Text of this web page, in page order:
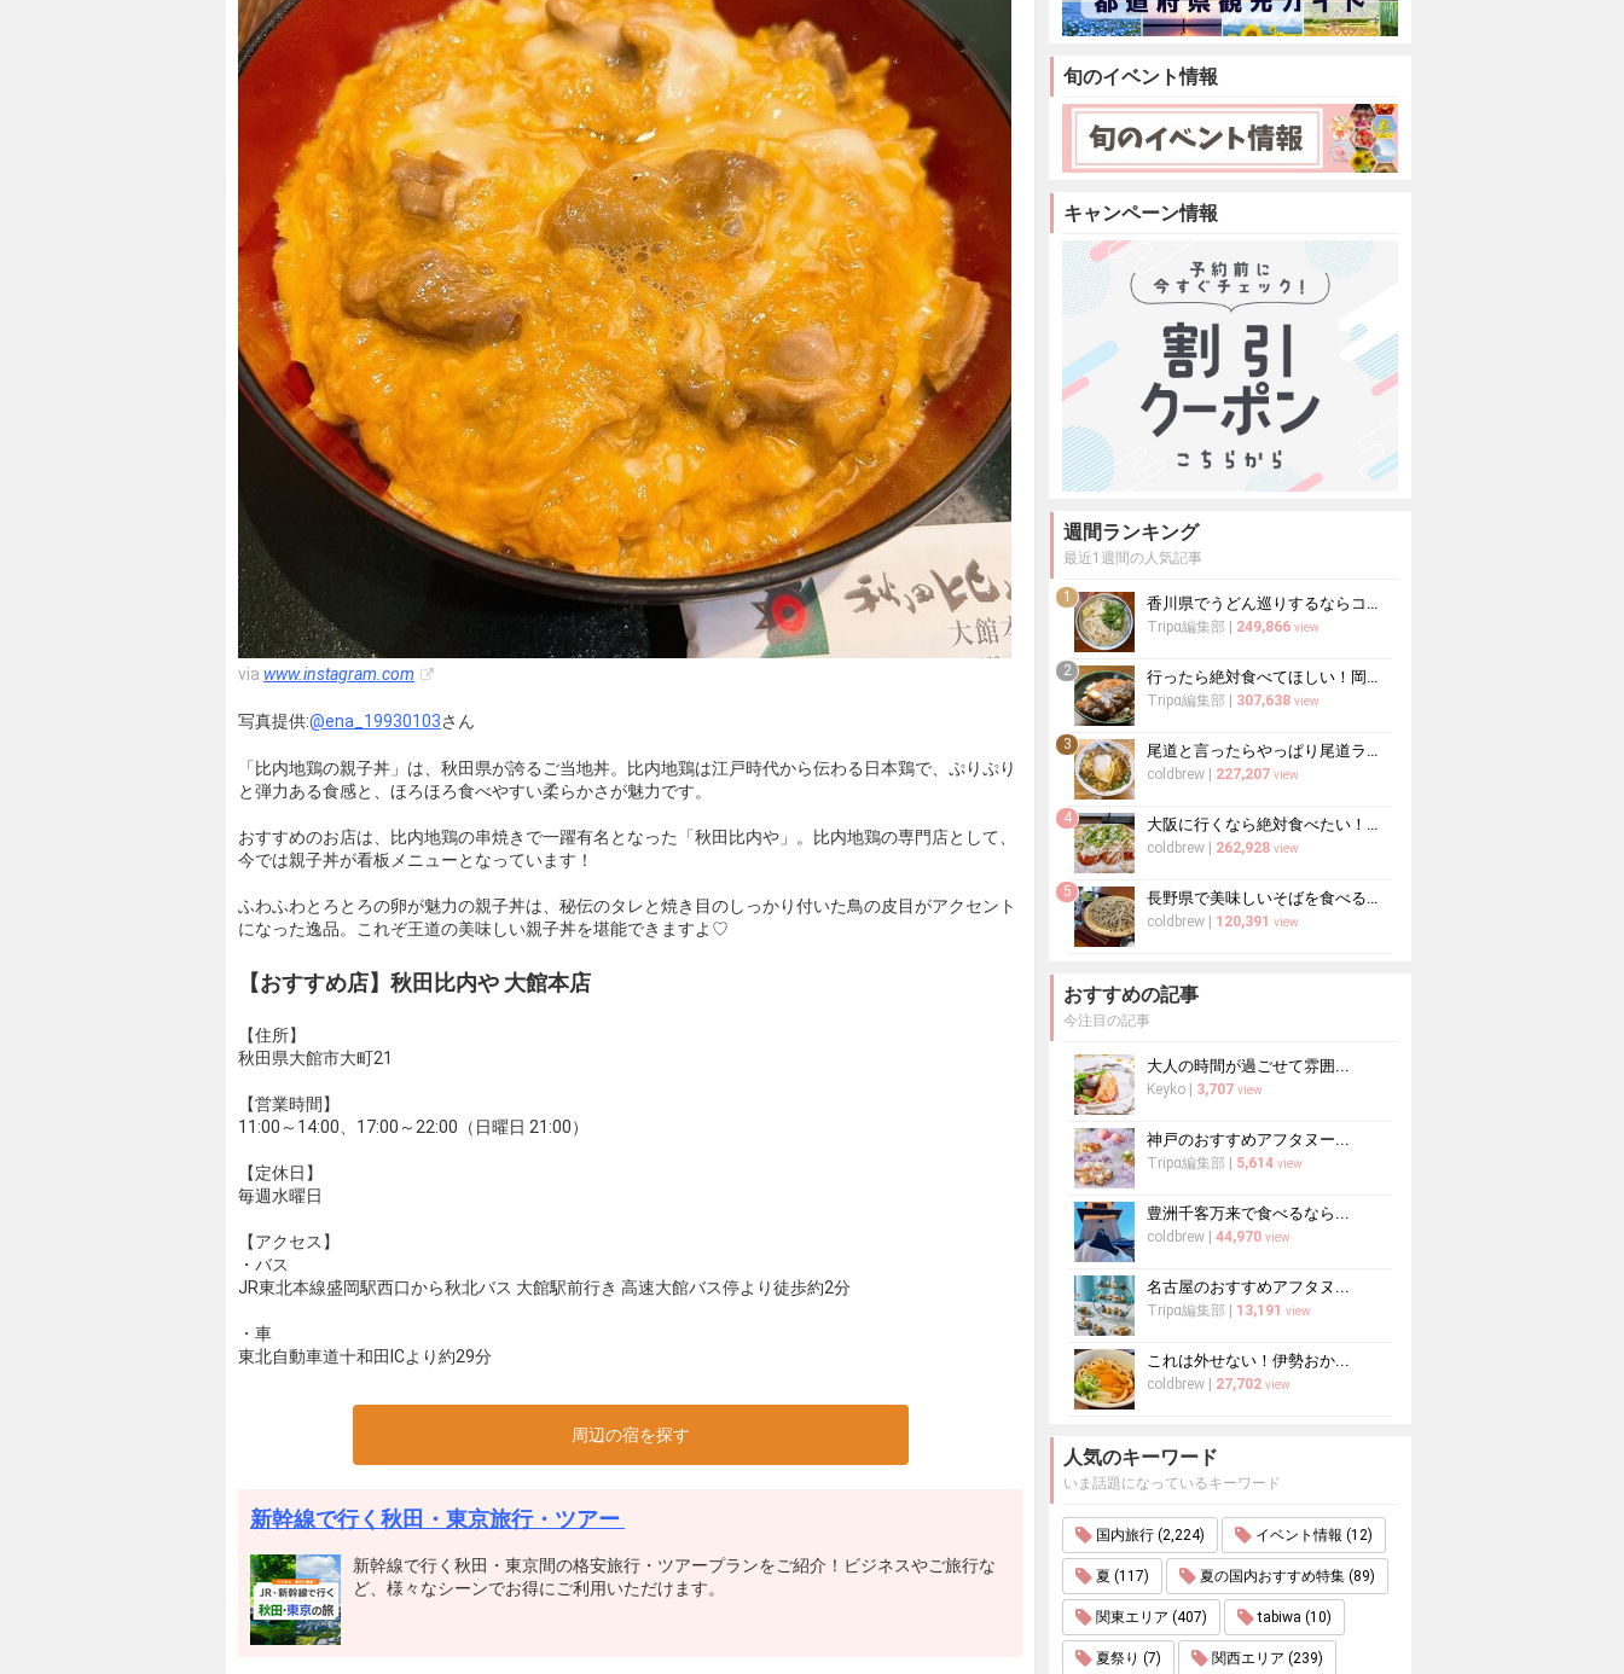
via www.instagram.com
写真提供:@ena_19930103さん
「比内地鶏の親子丼」は、秋田県が誇るご当地丼。比内地鶏は江戸時代から伝わる日本鶏で、ぷりぷり
と弾力ある食感と、ほろほろ食べやすい柔らかさが魅力です。
おすすめのお店は、比内地鶏の串焼きで一躍有名となった「秋田比内や」。比内地鶏の専門店として、
今では親子丼が看板メニューとなっています！
ふわふわとろとろの卵が魅力の親子丼は、秘伝のタレと焼き目のしっかり付いた鳥の皮目がアクセント
になった逸品。これぞ王道の美味しい親子丼を堪能できますよ♡
【おすすめ店】秋田比内や 大館本店
【住所】
秋田県大館市大町21
【営業時間】
11:00～14:00、17:00～22:00（日曜日 21:00）
【定休日】
毎週水曜日
【アクセス】
・バス
JR東北本線盛岡駅西口から秋北バス 大館駅前行き 高速大館バス停より徒歩約2分
・車
東北自動車道十和田ICより約29分
周辺の宿を探す
新幹線で行く秋田・東京旅行・ツアー
新幹線で行く秋田・東京間の格安旅行・ツアープランをご紹介！ビジネスやご旅行な
ど、様々なシーンでお得にご利用いただけます。
旬のイベント情報
キャンペーン情報
週間ランキング
最近1週間の人気記事
1 香川県でうどん巡りするならココ！本場の讃岐うどんの名店
Tripα編集部 249,866 view
2 行ったら絶対食べてほしい！岡山県のおすすめグルメ15選
Tripα編集部 307,638 view
3 尾道と言ったらやっぱり尾道ラーメン！人気＆おすすめ尾道ラーメン10選
coldbrew 227,207 view
4 大阪に行くなら絶対食べたい！地元民おすすめのたこ焼き屋10選
coldbrew 262,928 view
5 長野県で美味しいそばを食べるならここ！信州そばの名店7選
coldbrew 120,391 view
おすすめの記事
今注目の記事
大人の時間が過ごせて雰囲...
Keyko 3,707 view
神戸のおすすめアフタヌー...
Tripα編集部 5,614 view
豊洲千客万来で食べるなら...
coldbrew 44,970 view
名古屋のおすすめアフタヌ...
Tripα編集部 13,191 view
これは外せない！伊勢おか...
coldbrew 27,702 view
人気のキーワード
いま話題になっているキーワード
国内旅行 (2,224) イベント情報 (12)
夏 (117) 夏の国内おすすめ特集 (89)
関東エリア (407) tabiwa (10)
夏祭り (7) 関西エリア (239)